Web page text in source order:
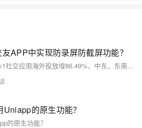
APP中实现防录屏防截屏功能？
婚恋交友市场快速增长，1v1社交应用海外投放增86.49%，中东、东南亚及北美需求旺盛。用户偏好私密高效交流，国内“云相亲”兴起。开发需合规备案、实名认证，并防范诈骗。本文详解原生APP防录屏技术：Android通过MediaProjection检测，iOS监听UIScreen状态，结合动态水印、远程销毁等增强防护，平衡体验与安全。
的原生功能？
的原生功能？